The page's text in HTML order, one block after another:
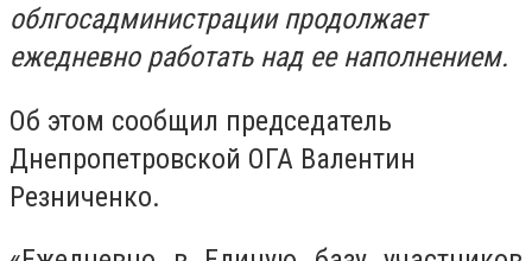
облгосадминистрации продолжает
ежедневно работать над ее наполнением.
Об этом сообщил председатель
Днепропетровской ОГА Валентин
Резниченко.